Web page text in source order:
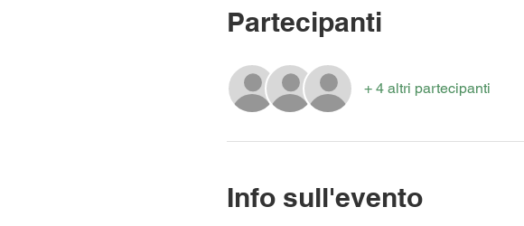
Partecipanti
+ 4 altri partecipanti
Info sull'evento